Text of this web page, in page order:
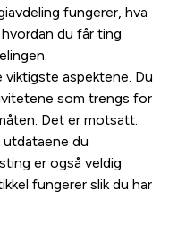
fungerer, hva
du får ting
aspektene. Du
som trengs for
Det er motsatt.
du
er også veldig
fungerer slik du har